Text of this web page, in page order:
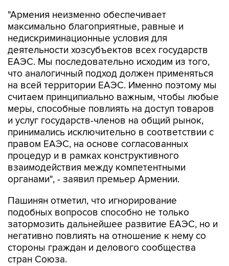
"Армения неизменно обеспечивает
максимально благоприятные, равные и
недискриминационные условия для
деятельности хозсубъектов всех государств
ЕАЭС. Мы последовательно исходим из того,
что аналогичный подход должен применяться
на всей территории ЕАЭС. Именно поэтому мы
считаем принципиально важным, чтобы любые
меры, способные повлиять на доступ товаров
и услуг государств-членов на общий рынок,
принимались исключительно в соответствии с
правом ЕАЭС, на основе согласованных
процедур и в рамках конструктивного
взаимодействия между компетентными
органами", - заявил премьер Армении.
Пашинян отметил, что игнорирование
подобных вопросов способно не только
затормозить дальнейшее развитие ЕАЭС, но и
негативно повлиять на отношение к нему со
стороны граждан и делового сообщества
стран Союза.